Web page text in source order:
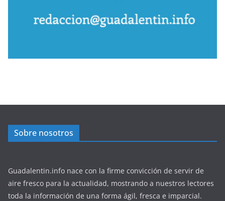
Sobre nosotros
Guadalentin.info nace con la firme convicción de servir de
aire fresco para la actualidad, mostrando a nuestros lectores
toda la información de una forma ágil, fresca e imparcial.